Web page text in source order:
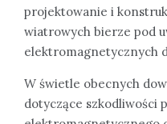
projektowanie i
wiatrowych bierze pod
elektromagnetycznych
W świetle obecnych
dotyczące szkodliwości